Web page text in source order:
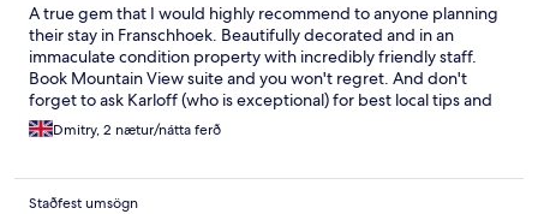
A true gem that I would highly recommend to anyone planning
their stay in Franschhoek. Beautifully decorated and in an
immaculate condition property with incredibly friendly staff.
Book Mountain View suite and you won't regret. And don't
forget to ask Karloff (who is exceptional) for best local tips and
recommendations.
Dmitry, 2 nætur/nátta ferð
Staðfest umsögn